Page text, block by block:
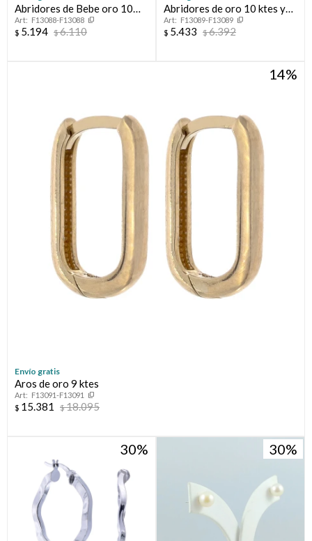
Abridores de Bebe oro 10
ktes y circonia
F13088-F13088
$ 5.194 $6.110
Abridores de oro 10 ktes y
perla de cultivo
F13089-F13089
$ 5.433 $6.392
14
Envío gratis
Aros de oro 9 ktes
F13091-F13091
$ 15.381 $18.095
30 30
¡Sumate a la forma más ágil de comprar!
Comprá en 3 cuotas sin recargo o hasta en 12
cuotas * ¡Solo con tu cédula!
* sujeto aprobación crediticia.